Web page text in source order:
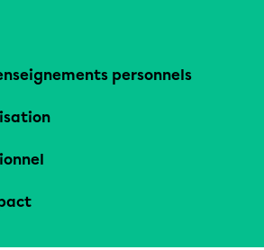
personnels